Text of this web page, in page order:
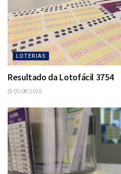
LOTERIAS
Resultado da Lotofácil 3754
05/08/2026